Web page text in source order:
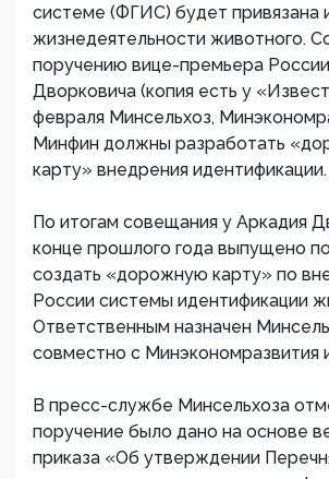
системе (ФГИС) будет привязана
жизнедеятельности животного.
поручению вице-премьера
Дворковича (копия есть у
февраля Минсельхоз,
Минфин должны разработать
карту» внедрения идентификации.
По итогам совещания у Аркадия
конце прошлого года выпущено
создать «дорожную карту» по
России системы идентификации
Ответственным назначен
совместно с Минэкономразвития
В пресс-службе Минсельхоза
поручение было дано на основе
приказа «Об утверждении